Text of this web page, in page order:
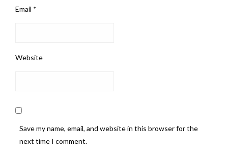
Email *
Website
Save my name, email, and website in this browser for the
next time I comment.